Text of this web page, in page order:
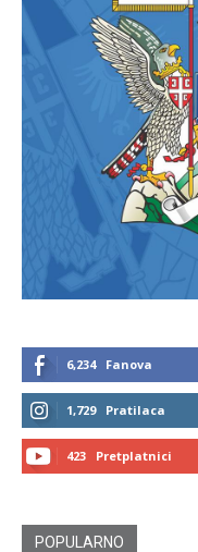
6,234 Fanova
1,729 Pratilaca
423 Pretplatnici
POPULARNO